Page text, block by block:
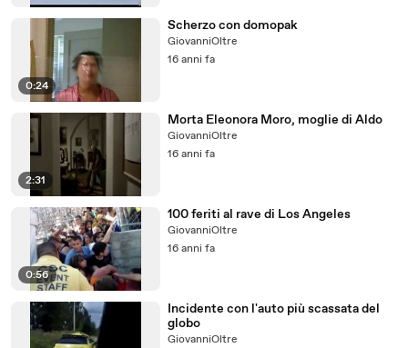
0:24
Scherzo con domopak
GiovanniOltre
16 anni fa
2:31
Morta Eleonora Moro, moglie di Aldo
GiovanniOltre
16 anni fa
0:56
100 feriti al rave di Los Angeles
GiovanniOltre
16 anni fa
Incidente con l'auto più scassata del
globo
GiovanniOltre